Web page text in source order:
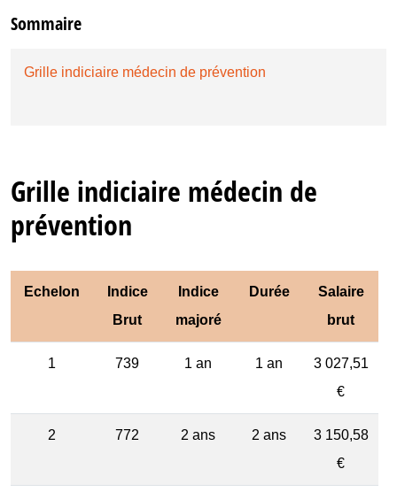
Sommaire
Grille indiciaire médecin de prévention
Grille indiciaire médecin de
prévention
Echelon
Indice
Brut
Indice
majoré
Durée
Salaire
brut
1 739 1 an 1 an
3 027,51
€
2 772 2 ans 2 ans
3 150,58
€